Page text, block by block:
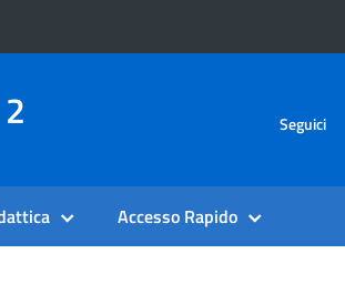
Seguici
Accesso Rapido